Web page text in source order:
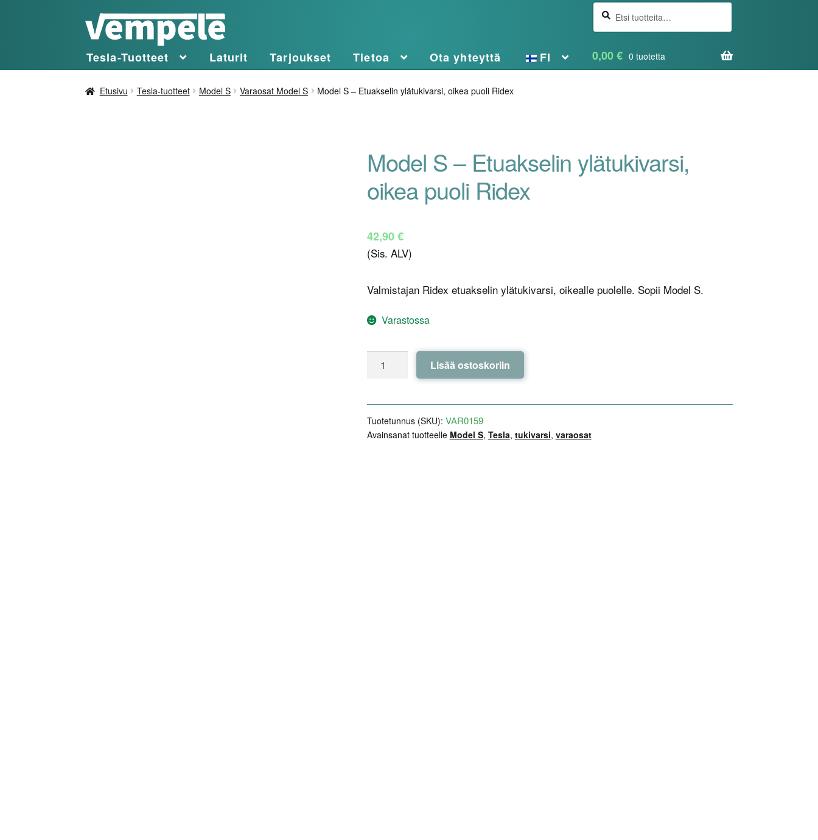
Siirry
Siirry
Etsi
Haku
Tesla-Tuotteet Laturit Tarjoukset Tietoa Ota yhteyttä FI 0,00€ 0 tuotetta
Etusivu Tesla-tuotteet Model S Varaosat Model S Model S – Etuakselin ylätukivarsi, oikea puoli Ridex
Model S – Etuakselin ylätukivarsi,
oikea puoli Ridex
42,90€
(Sis. ALV)
Valmistajan Ridex etuakselin ylätukivarsi, oikealle puolelle. Sopii Model S.
Varastossa
Etuakselin
ylätukivarsi,
oikea
Lisää ostoskoriin
Tuotetunnus (SKU): VAR0159
Avainsanat tuotteelle Model S, Tesla, tukivarsi, varaosat